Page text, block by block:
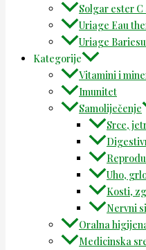
Solgar ester
Uriage Eau
Uriage
Kategorije
Vitamini i
Imunitet
Samoliječenje
Srce,
Uho,
Kosti,
Nervni
Oralna
Medicinska